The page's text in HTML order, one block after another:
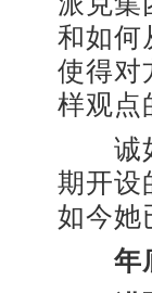
和如何
使得对
样观点
诚如
期开设
如今她
年